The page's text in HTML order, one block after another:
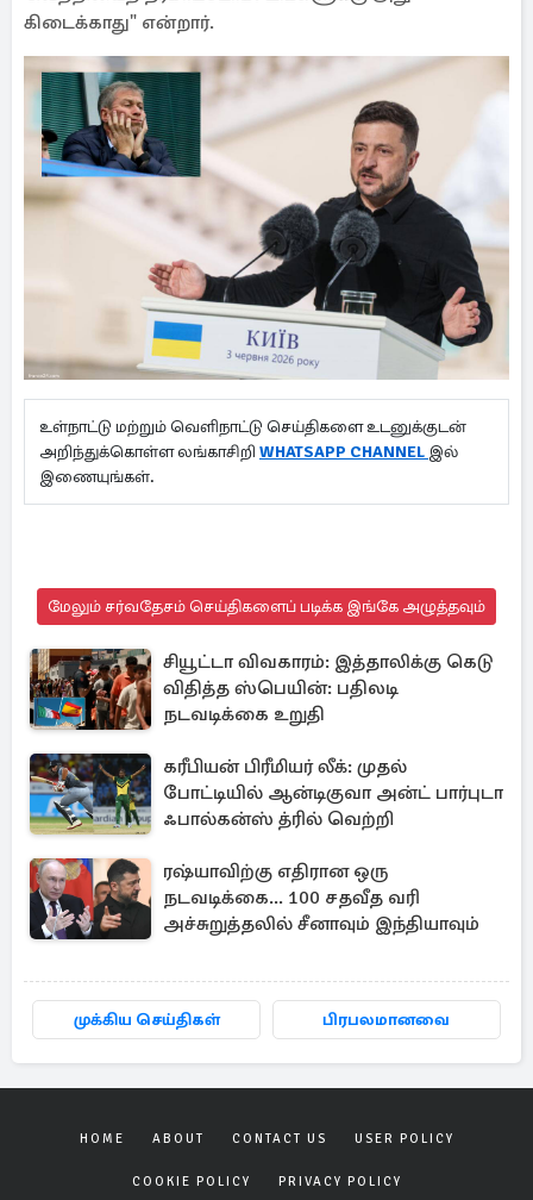
கிடைக்காது" என்றார்.
உள்நாட்டு மற்றும் வெளிநாட்டு செய்திகளை உடனுக்குடன்
அறிந்துக்கொள்ள லங்காசிறி WHATSAPP CHANNEL இல்
இணையுங்கள்.
மேலும் சர்வதேசம் செய்திகளைப் படிக்க இங்கே அழுத்தவும்
சியூட்டா விவகாரம்: இத்தாலிக்கு கெடு
விதித்த ஸ்பெயின்: பதிலடி
நடவடிக்கை உறுதி
கரீபியன் பிரீமியர் லீக்: முதல்
போட்டியில் ஆன்டிகுவா அன்ட் பார்புடா
ஃபால்கன்ஸ் த்ரில் வெற்றி
ரஷ்யாவிற்கு எதிரான ஒரு
நடவடிக்கை... 100 சதவீத வரி
அச்சுறுத்தலில் சீனாவும் இந்தியாவும்
முக்கிய செய்திகள் பிரபலமானவை
HOME ABOUT CONTACT US USER POLICY
COOKIE POLICY PRIVACY POLICY